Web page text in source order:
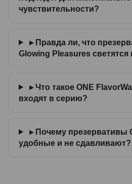
чувствительности?
▸ Правда ли, что
Glowing Pleasures светятся
▸ Что такое ONE
входят в серию?
▸ Почему презервативы
удобные и не сдавливают?